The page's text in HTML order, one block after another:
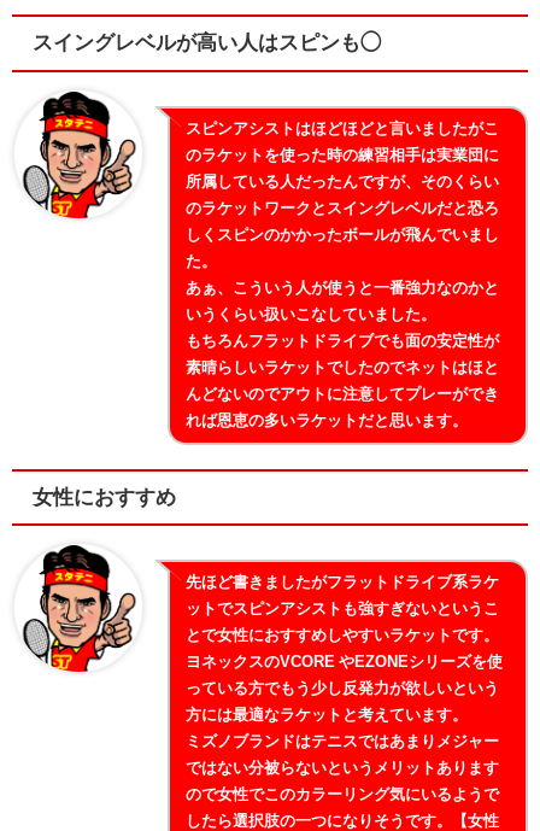
スイングレベルが高い人はスピンも◯
スピンアシストはほどほどと言いましたがこ
のラケットを使った時の練習相手は実業団に
所属している人だったんですが、そのくらい
のラケットワークとスイングレベルだと恐ろ
しくスピンのかかったボールが飛んでいまし
た。
あぁ、こういう人が使うと一番強力なのかと
いうくらい扱いこなしていました。
もちろんフラットドライブでも面の安定性が
素晴らしいラケットでしたのでネットはほと
んどないのでアウトに注意してプレーができ
れば恩恵の多いラケットだと思います。
女性におすすめ
先ほど書きましたがフラットドライブ系ラケ
ットでスピンアシストも強すぎないというこ
とで女性におすすめしやすいラケットです。
ヨネックスのVCORE やEZONEシリーズを使
っている方でもう少し反発力が欲しいという
方には最適なラケットと考えています。
ミズノブランドはテニスではあまりメジャー
ではない分被らないというメリットあります
ので女性でこのカラーリング気にいるようで
したら選択肢の一つになりそうです。【女性